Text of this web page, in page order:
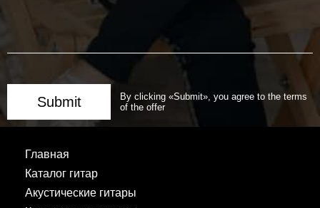
Submit
By clicking «Submit», you agree to the terms
of the offer
Главная
Каталог гитар
Акустические гитары